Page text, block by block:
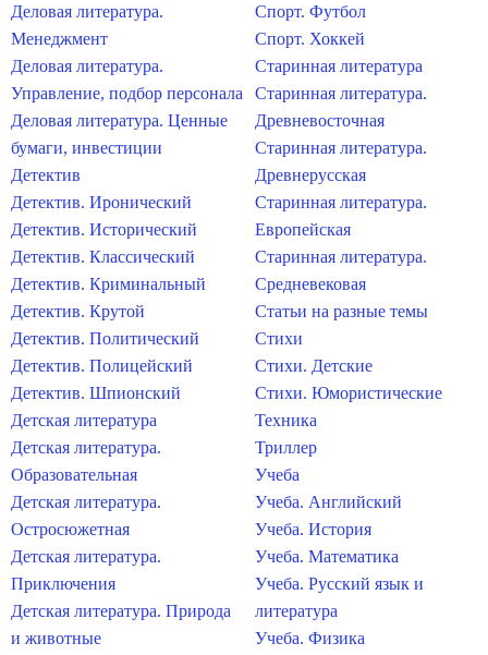
Деловая литература.
Менеджмент
Деловая литература.
Управление, подбор персонала
Деловая литература. Ценные
бумаги, инвестиции
Детектив
Детектив. Иронический
Детектив. Исторический
Детектив. Классический
Детектив. Криминальный
Детектив. Крутой
Детектив. Политический
Детектив. Полицейский
Детектив. Шпионский
Детская литература
Детская литература.
Образовательная
Детская литература.
Остросюжетная
Детская литература.
Приключения
Детская литература. Природа
и животные
Спорт. Футбол
Спорт. Хоккей
Старинная литература
Старинная литература.
Древневосточная
Старинная литература.
Древнерусская
Старинная литература.
Европейская
Старинная литература.
Средневековая
Статьи на разные темы
Стихи
Стихи. Детские
Стихи. Юмористические
Техника
Триллер
Учеба
Учеба. Английский
Учеба. История
Учеба. Математика
Учеба. Русский язык и
литература
Учеба. Физика